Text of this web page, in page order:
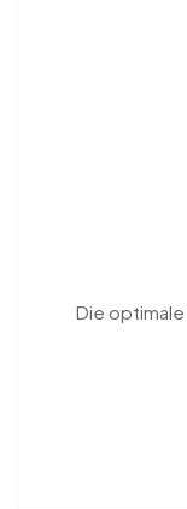
Die optimale